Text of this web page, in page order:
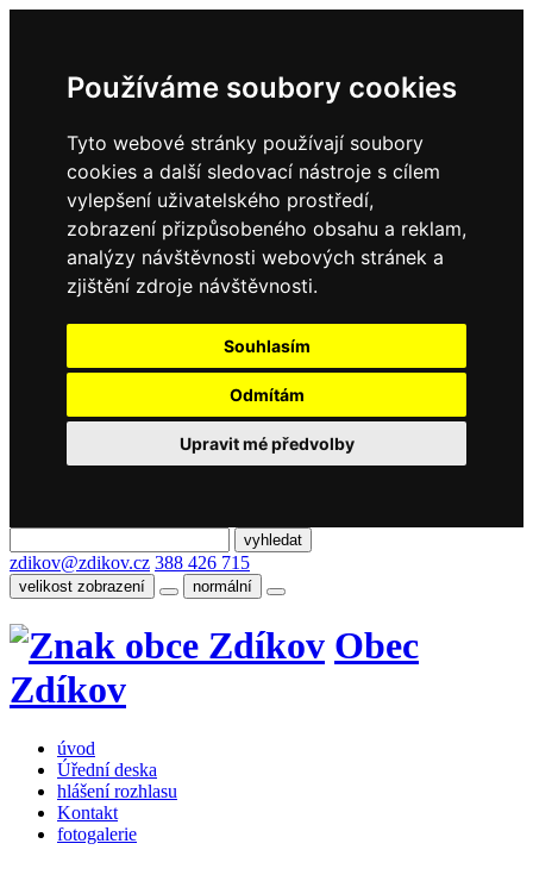
Používáme soubory cookies
Tyto webové stránky používají soubory
cookies a další sledovací nástroje s cílem
vylepšení uživatelského prostředí,
zobrazení přizpůsobeného obsahu a reklam,
analýzy návštěvnosti webových stránek a
zjištění zdroje návštěvnosti.
Souhlasím
Odmítám
Upravit mé předvolby
zdikov@zdikov.cz 388 426 715
velikost zobrazení normální
Obec
Zdíkov
úvod
Úřední deska
hlášení rozhlasu
Kontakt
fotogalerie